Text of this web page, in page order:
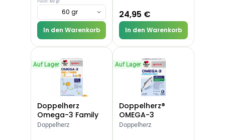
Paket: 60 gr
60 gr
In den Warenkorb
24,95 €
In den Warenkorb
Auf Lager
Doppelherz
Omega-3 Family
Gel-Tabs
Doppelherz
Auf Lager
Doppelherz®
OMEGA-3
Konzentrat
Doppelherz